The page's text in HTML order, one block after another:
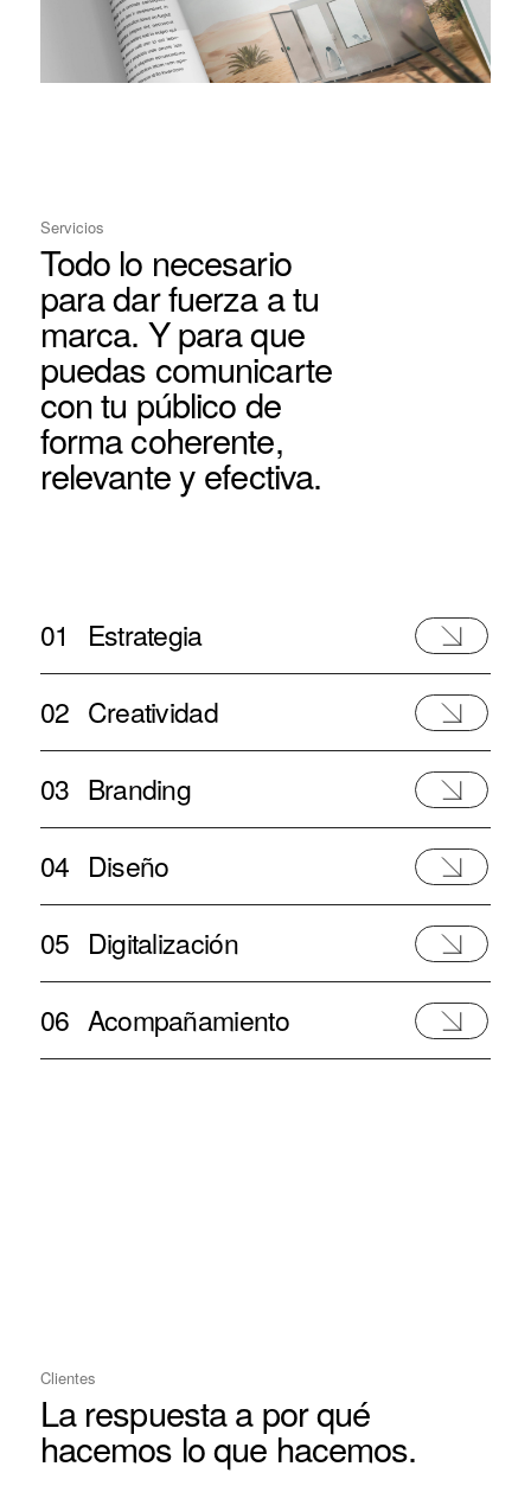
Servicios
Todo lo necesario
para dar fuerza a tu
marca. Y para que
puedas comunicarte
con tu público de
forma coherente,
relevante y efectiva.
01
Estrategia
02 Creatividad
03 Branding
04 Diseño
05 Digitalización
06 Acompañamiento
Clientes
La respuesta a por qué
hacemos lo que hacemos.